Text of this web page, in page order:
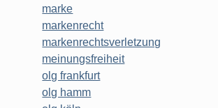
marke
markenrecht
markenrechtsverletzung
meinungsfreiheit
olg frankfurt
olg hamm